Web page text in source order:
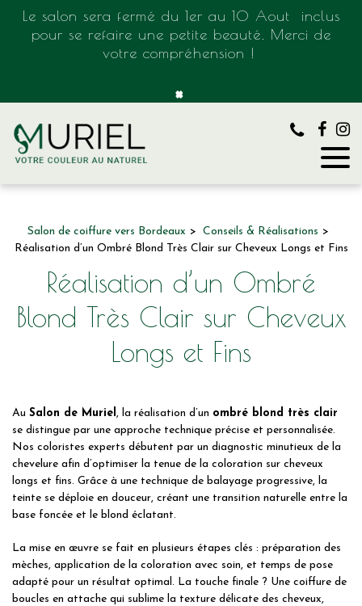
Le salon sera fermé du 1er au 10 Aout inclus
pour se refaire une petite beauté. Merci de
votre compréhension !
×
Salon de coiffure vers Bordeaux
Conseils & Réalisations
Réalisation d’un Ombré Blond Très Clair sur Cheveux Longs et Fins
Réalisation d’un Ombré
Blond Très Clair sur Cheveux
Longs et Fins
Au Salon de Muriel, la réalisation d’un ombré blond très clair
se distingue par une approche technique précise et personnalisée.
Nos coloristes experts débutent par un diagnostic minutieux de la
chevelure afin d’optimiser la tenue de la coloration sur cheveux
longs et fins. Grâce à une technique de balayage progressive, la
teinte se déploie en douceur, créant une transition naturelle entre la
base foncée et le blond éclatant.
La mise en œuvre se fait en plusieurs étapes clés : préparation des
mèches, application de la coloration avec soin, et temps de pose
adapté pour un résultat optimal. La touche finale ? Une coiffure de
boucles en attache qui sublime la texture délicate des cheveux,
Panneau de gestion des cookies